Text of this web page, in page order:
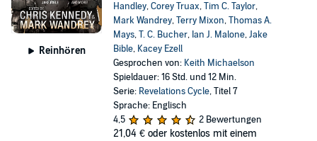
Reinhören
Handley,Corey Truax,Tim C. Taylor,
Mark Wandrey,Terry Mixon,Thomas A.
Mays,T. C. Bucher, Ian J. Malone,Jake
Bible, Kacey Ezell
Gesprochen von: Keith Michaelson
Spieldauer: 16 Std. und 12 Min.
Serie: Revelations Cycle, Titel 7
Sprache: Englisch
4,5
2 Bewertungen
21,04 € oder kostenlos mit einem